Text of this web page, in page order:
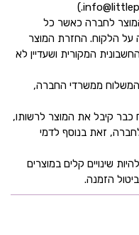
לחברה כאשר כל
על הלקוח. החזרת המוצר
המקורית ושעדיין לא
ממשרדי החברה,
קיבל את המוצר לרשותו,
זאת בנוסף לדמי
שינויים קלים במוצרים
הזמנה.